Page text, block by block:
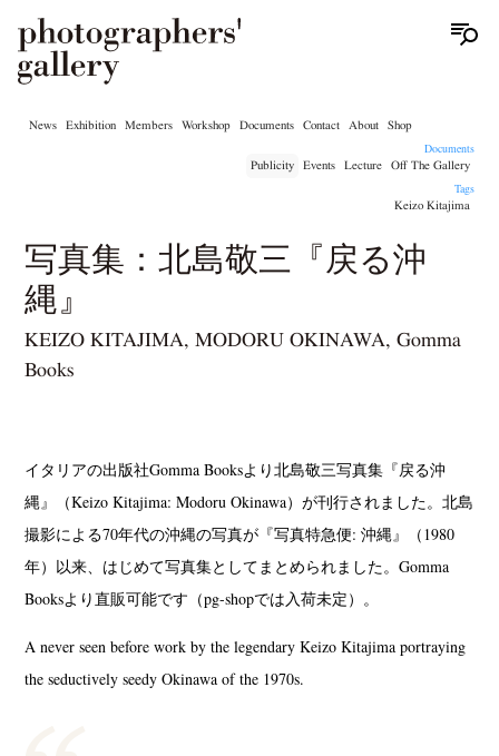
News Exhibition Members Workshop Documents Contact About Shop
Documents
Publicity Events Lecture Off The Gallery
Tags
Keizo Kitajima
写真集：北島敬三『戻る沖
縄』
KEIZO KITAJIMA, MODORU OKINAWA, Gomma
Books
イタリアの出版社Gomma Booksより北島敬三写真集『戻る沖
縄』（Keizo Kitajima: Modoru Okinawa）が刊行されました。北島
撮影による70年代の沖縄の写真が『写真特急便: 沖縄』（1980
年）以来、はじめて写真集としてまとめられました。Gomma
Booksより直販可能です（pg-shopでは入荷未定）。
A never seen before work by the legendary Keizo Kitajima portraying
the seductively seedy Okinawa of the 1970s.